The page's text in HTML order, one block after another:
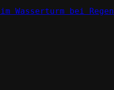
Wasserturm bei Regen